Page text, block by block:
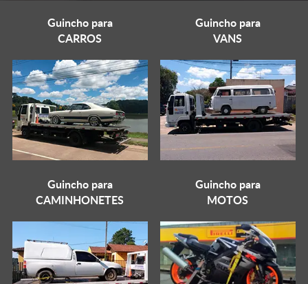
Guincho para
CARROS
Guincho para
VANS
Guincho para
CAMINHONETES
Guincho para
MOTOS